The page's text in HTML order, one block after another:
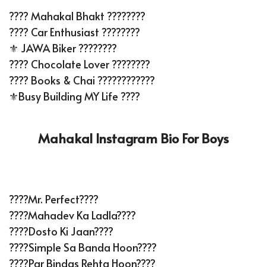
???? Mahakal Bhakt ????????
???? Car Enthusiast ????????
⚜️ JAWA Biker ????????
???? Chocolate Lover ????????
???? Books & Chai ????????????
⚜️Busy Building MY Life ????
Mahakal Instagram Bio For Boys
????Mr. Perfect????
????Mahadev Ka Ladla????
????Dosto Ki Jaan????
????Simple Sa Banda Hoon????
????Par Bindas Rehta Hoon????